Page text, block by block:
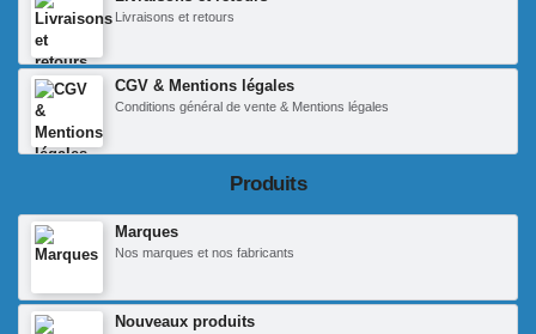
Livraisons et retours
CGV & Mentions légales
Conditions général de vente & Mentions légales
Produits
Marques
Nos marques et nos fabricants
Nouveaux produits